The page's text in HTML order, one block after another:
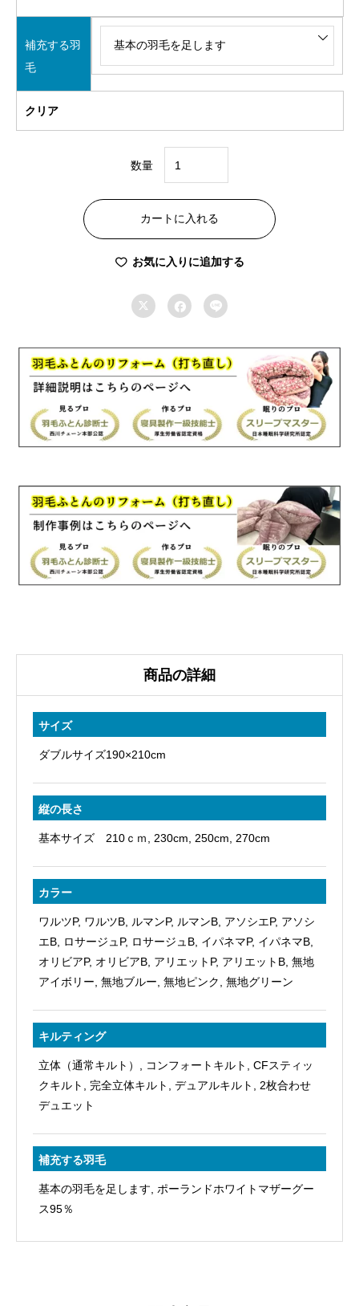
補充する羽
毛
クリア
数量
コ
ー
ス
ダ
ル
羽
毛
と
ん
フ
ォ
ム
国
個
カートに入れる
お気に入りに追加する
  
商品の詳細
サイズ
ダブルサイズ190×210cm
縦の長さ
基本サイズ 210ｃｍ, 230cm, 250cm, 270cm
カラー
ワルツP, ワルツB, ルマンP, ルマンB, アソシエP, アソシ
エB, ロサージュP, ロサージュB, イパネマP, イパネマB,
オリビアP, オリビアB, アリエットP, アリエットB, 無地
アイボリー, 無地ブルー, 無地ピンク, 無地グリーン
キルティング
立体（通常キルト）, コンフォートキルト, CFスティッ
クキルト, 完全立体キルト, デュアルキルト, 2枚合わせ
デュエット
補充する羽毛
基本の羽毛を足します, ポーランドホワイトマザーグー
ス95％